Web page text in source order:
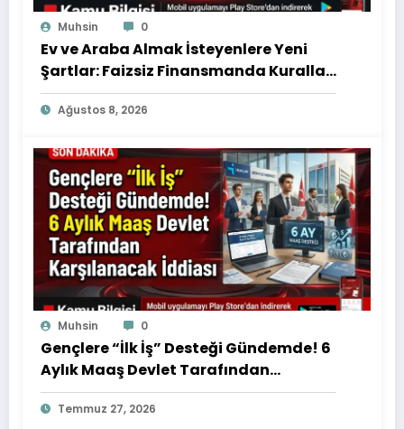
Muhsin 0
Ev ve Araba Almak İsteyenlere Yeni
Şartlar: Faizsiz Finansmanda Kurallar
Değişiyor
Ağustos 8, 2026
Muhsin 0
Gençlere “İlk İş” Desteği Gündemde! 6
Aylık Maaş Devlet Tarafından
Karşılanacak İddiası
Temmuz 27, 2026